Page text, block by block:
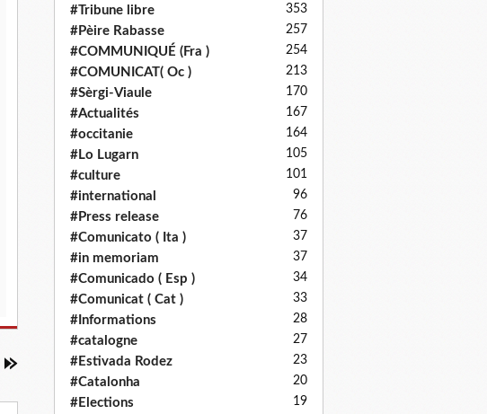
#Tribune libre 353
#Pèire Rabasse 257
#COMMUNIQUÉ (Fra ) 254
#COMUNICAT( Oc ) 213
#Sèrgi-Viaule 170
#Actualités 167
#occitanie 164
#Lo Lugarn 105
#culture 101
#international 96
#Press release 76
#Comunicato ( Ita ) 37
#in memoriam 37
#Comunicado ( Esp ) 34
#Comunicat ( Cat ) 33
#Informations 28
#catalogne 27
#Estivada Rodez 23
#Catalonha 20
#Elections 19